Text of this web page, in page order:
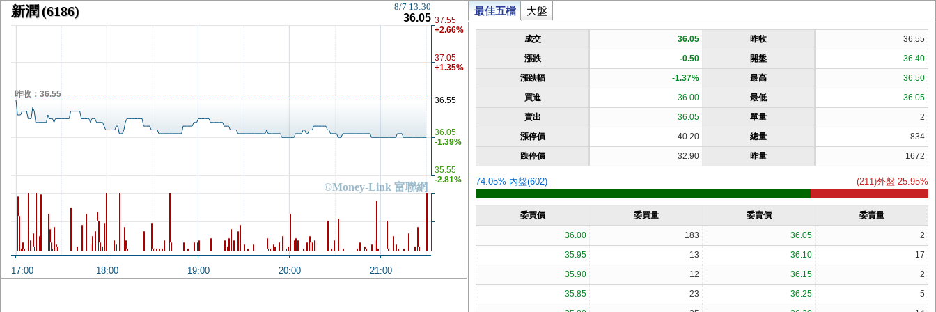
新潤 (6186)
©Money-Link 富聯網
8/7 13:30
36.05
昨收：36.55
17:00 18:00 19:00 20:00 21:00
35.55
-2.81%
36.05
-1.39%
36.55
37.05
+1.35%
37.55
+2.66%
最佳五檔 大盤
成交 36.05 昨收
36.55
漲跌
-0.50 開盤
36.40
漲跌幅
-1.37% 最高
36.50
買進
36.00 最低
36.05
賣出
36.05 單量
2
漲停價
40.20 總量
834
跌停價
32.90 昨量 1672
74.05% 內盤(602) (211)外盤 25.95%
委買價 委買量 委賣價 委賣量
36.00 183 36.05
2
35.95
13 36.10
17
35.90
12 36.15
2
35.85
23 36.25
5